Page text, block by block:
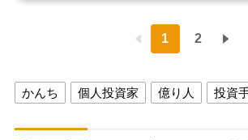
1 2
かんち 個人投資家 億り人 投資